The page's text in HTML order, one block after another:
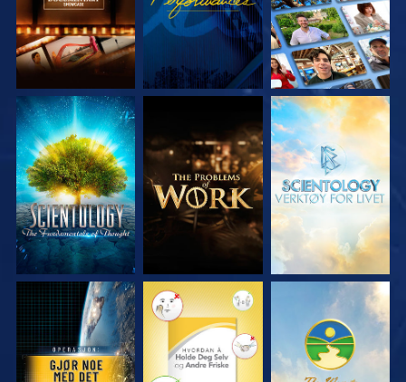
UTFORSK SERIEN UTFORSK SERIEN UTFORSK SERIEN
SE SE SE